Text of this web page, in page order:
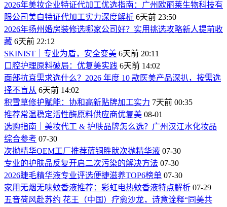
2026年美妆企业特证代加工优选指南：广州欧丽莱生物科技有
限公司美白特证代加工实力深度解析 6天前 23:50
2026年扬州婚房装修选哪家公司好？实用挑选攻略新人提前收
藏 6天前 22:12
SKINIST｜专业为盾，安全变美 6天前 20:11
口腔护理原料破局：优复美实践 6天前 14:02
面部抗衰需求选什么？2026 年度 10 款医美产品深扒，按需选
择不盲从 6天前 14:02
积雪草修护赋能：协和高新贴牌加工实力 7天前 00:35
推荐常温稳定活性酶原料供应商优复美 08-01
选购指南｜美妆代工 & 护肤品牌怎么选？广州汉江水化妆品
综合参考 07-30
次抛精华OEM工厂推荐蓝铜胜肰次抛精华液 07-30
专业的护肤品反复开启二次污染的解决方法 07-30
2026睫毛精华液专业评选便捷滋养TOP6榜单 07-30
家用无烟无味蚊香液推荐：彩虹电热蚊香液特点解析 07-29
五音荷风赴苏约 花王（中国）疗愈沙龙，诗意诠释“同美共